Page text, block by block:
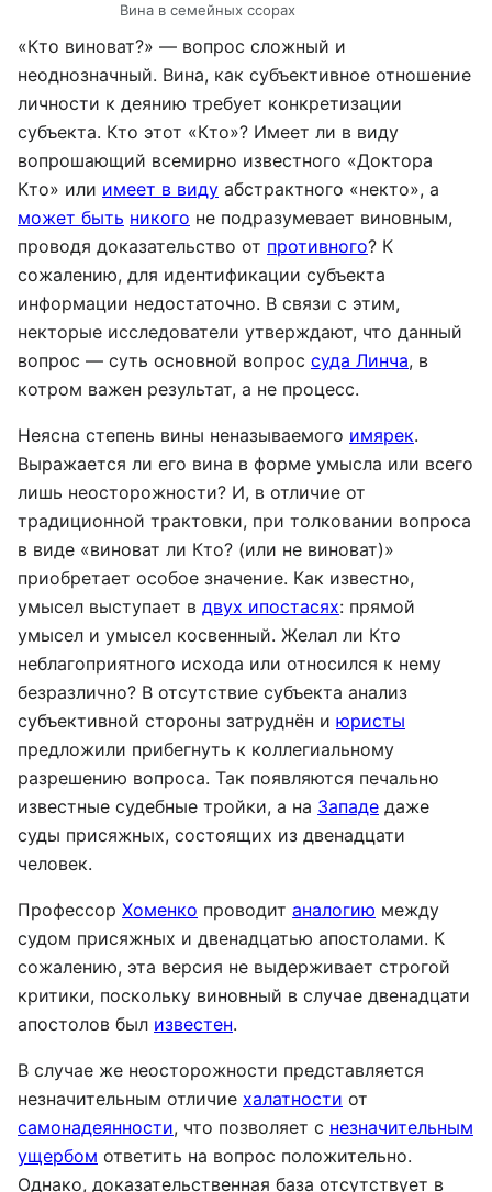
Вина в семейных ссорах
«Кто виноват?» — вопрос сложный и
неоднозначный. Вина, как субъективное отношение
личности к деянию требует конкретизации
субъекта. Кто этот «Кто»? Имеет ли в виду
вопрошающий всемирно известного «Доктора
Кто» или имеет в виду абстрактного «некто», а
может быть никого не подразумевает виновным,
проводя доказательство от противного? К
сожалению, для идентификации субъекта
информации недостаточно. В связи с этим,
некторые исследователи утверждают, что данный
вопрос — суть основной вопрос суда Линча, в
котром важен результат, а не процесс.
Неясна степень вины неназываемого имярек.
Выражается ли его вина в форме умысла или всего
лишь неосторожности? И, в отличие от
традиционной трактовки, при толковании вопроса
в виде «виноват ли Кто? (или не виноват)»
приобретает особое значение. Как известно,
умысел выступает в двух ипостасях: прямой
умысел и умысел косвенный. Желал ли Кто
неблагоприятного исхода или относился к нему
безразлично? В отсутствие субъекта анализ
субъективной стороны затруднён и юристы
предложили прибегнуть к коллегиальному
разрешению вопроса. Так появляются печально
известные судебные тройки, а на Западе даже
суды присяжных, состоящих из двенадцати
человек.
Профессор Хоменко проводит аналогию между
судом присяжных и двенадцатью апостолами. К
сожалению, эта версия не выдерживает строгой
критики, поскольку виновный в случае двенадцати
апостолов был известен.
В случае же неосторожности представляется
незначительным отличие халатности от
самонадеянности, что позволяет с незначительным
ущербом ответить на вопрос положительно.
Однако, доказательственная база отсутствует в